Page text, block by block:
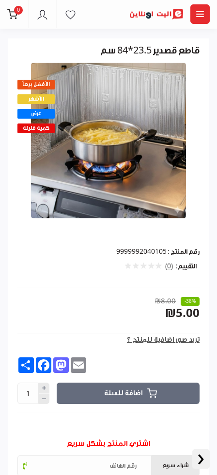
0
‹
قاطع قصدير 23.5*84 سم
الأفضل بيعاً
الأشهر
عرض
كمية قليلة
رقم المنتج : 9999992040105
التقييم: (0)
₪8.00 -38%
₪5.00
تريد صور اضافية للمنتج ؟
Share FacebookMastodon
اضافة للسلة
اشتري المنتج بشكل سريع
شراء سريع